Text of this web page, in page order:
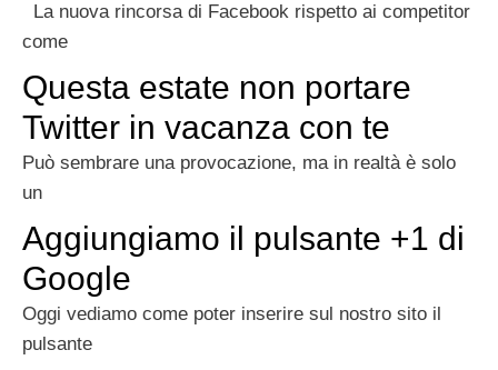
La nuova rincorsa di Facebook rispetto ai competitor
come
Questa estate non portare
Twitter in vacanza con te
Può sembrare una provocazione, ma in realtà è solo
un
Aggiungiamo il pulsante +1 di
Google
Oggi vediamo come poter inserire sul nostro sito il
pulsante